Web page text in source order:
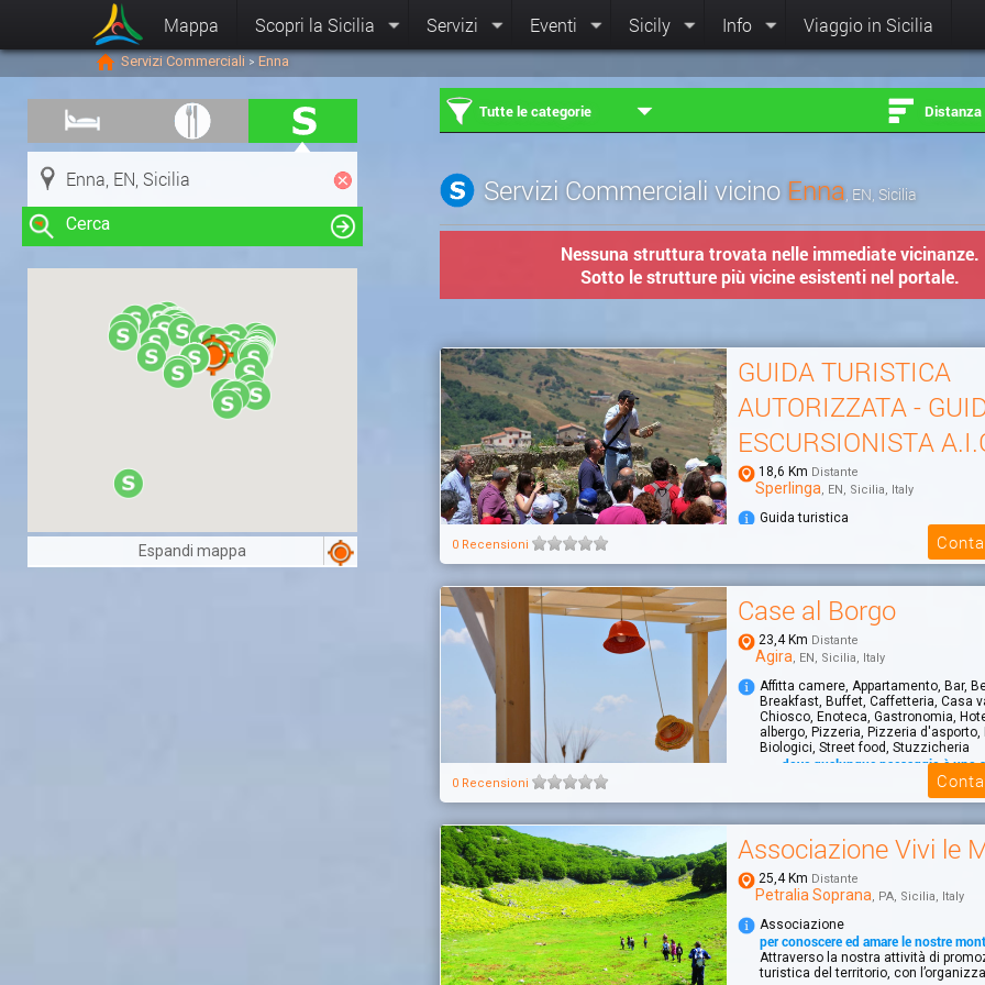
Mappa Scopri la Sicilia Servizi Eventi Sicily Info Viaggio in Sicilia
Servizi Commerciali > Enna
Cerca
Clicca su una risorsa nella mappa
per visualizzare le informazioni
Espandi mappa
Tutte le categorie Distanza
Servizi Commerciali vicino Enna , EN, Sicilia
Nessuna struttura trovata nelle immediate vicinanze.
Sotto le strutture più vicine esistenti nel portale.
GUIDA TURISTICA
AUTORIZZATA -
ESCURSIONISTA
18,6 Km Distante
Sperlinga, EN, Sicilia, Italy
Guida turistica
VISITE GUIDATE - INFO E
Salvatore Lo Sauro Guida Turistica
tutta la Sicilia - Guida A.I.G.A.E. e
0 Recensioni
Case al Borgo
23,4 Km Distante
Agira, EN, Sicilia, Italy
Affitta camere, Appartamento, Bar,
Breakfast, Buffet, Caffetteria, Casa
Chiosco, Enoteca, Gastronomia,
albergo, Pizzeria, Pizzeria d'asporto,
Biologici, Street food, Stuzzicheria
.....dove qualunque paesaggio è uno
CASE AL BORGO, offre sistemazioni
RELAIS, con formula HOTEL o B&B.
0 Recensioni
Associazione Vivi le
25,4 Km Distante
Petralia Soprana, PA, Sicilia, Italy
Associazione
per conoscere ed amare le nostre
Attraverso la nostra attività di
turistica del territorio, con